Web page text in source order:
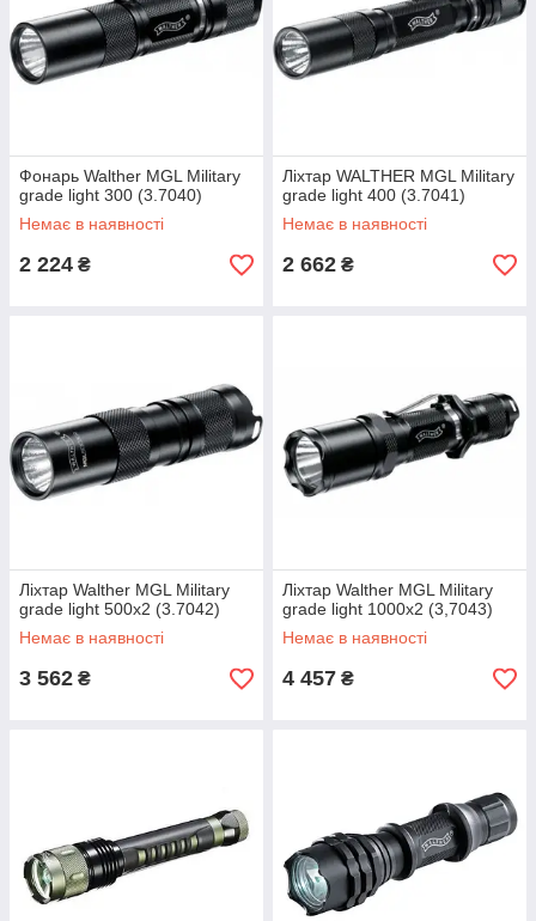
Фонарь Walther MGL Military
grade light 300 (3.7040)
Немає в наявності
2 224 ₴
Ліхтар WALTHER MGL Military
grade light 400 (3.7041)
Немає в наявності
2 662 ₴
Ліхтар Walther MGL Military
grade light 500x2 (3.7042)
Немає в наявності
3 562 ₴
Ліхтар Walther MGL Military
grade light 1000x2 (3,7043)
Немає в наявності
4 457 ₴